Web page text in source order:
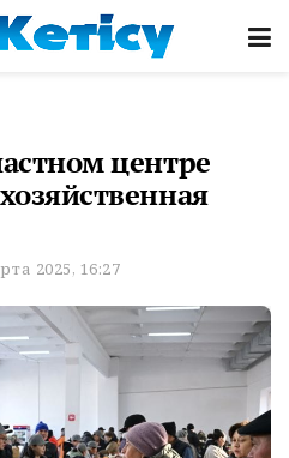
центре
2025, 16:27